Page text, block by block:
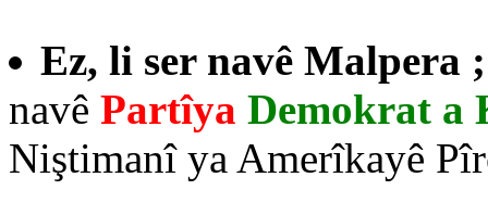
Ez, li ser navê Malpera
navê Partîya Demokrat
Niştimanî ya Amerîkayê